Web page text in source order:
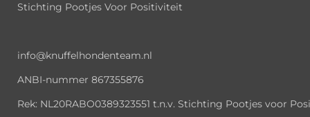
Stichting Pootjes Voor Positiviteit
info@knuffelhondenteam.nl
ANBI-nummer 867355876
Rek: NL20RABO0389323551 t.n.v. Stichting Pootjes voor